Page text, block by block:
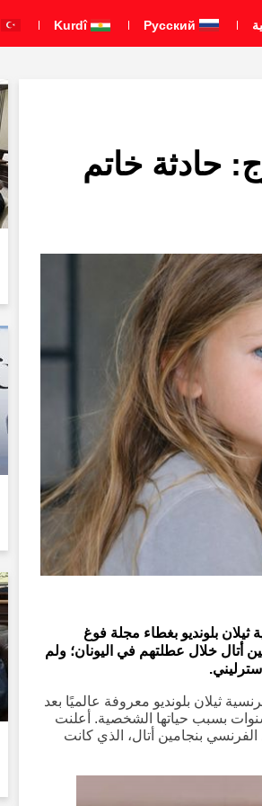
Kurdî
حادثة خاتم
بلونديو بغطاء مجلة فوغ
أتال خلال عطلتهم في اليونان؛ ولم
ثيلان بلونديو معروفة عالميًا بعد
بسبب حياتها الشخصية. أعلنت
من الممثل الفرنسي بنجامين أتال، الذي كانت